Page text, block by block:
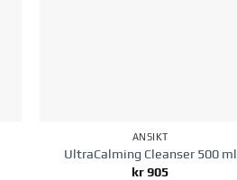
ANSIKT
UltraCalming Cleanser 500 ml
kr905